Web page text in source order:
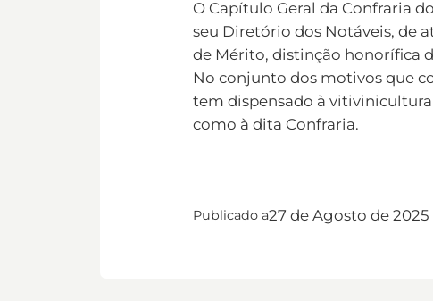
O Capítulo Geral da Confraria
seu Diretório dos Notáveis, de
de Mérito, distinção honorífica
No conjunto dos motivos que
tem dispensado à
como à dita Confraria.
Publicado a27 de Agosto de 2025